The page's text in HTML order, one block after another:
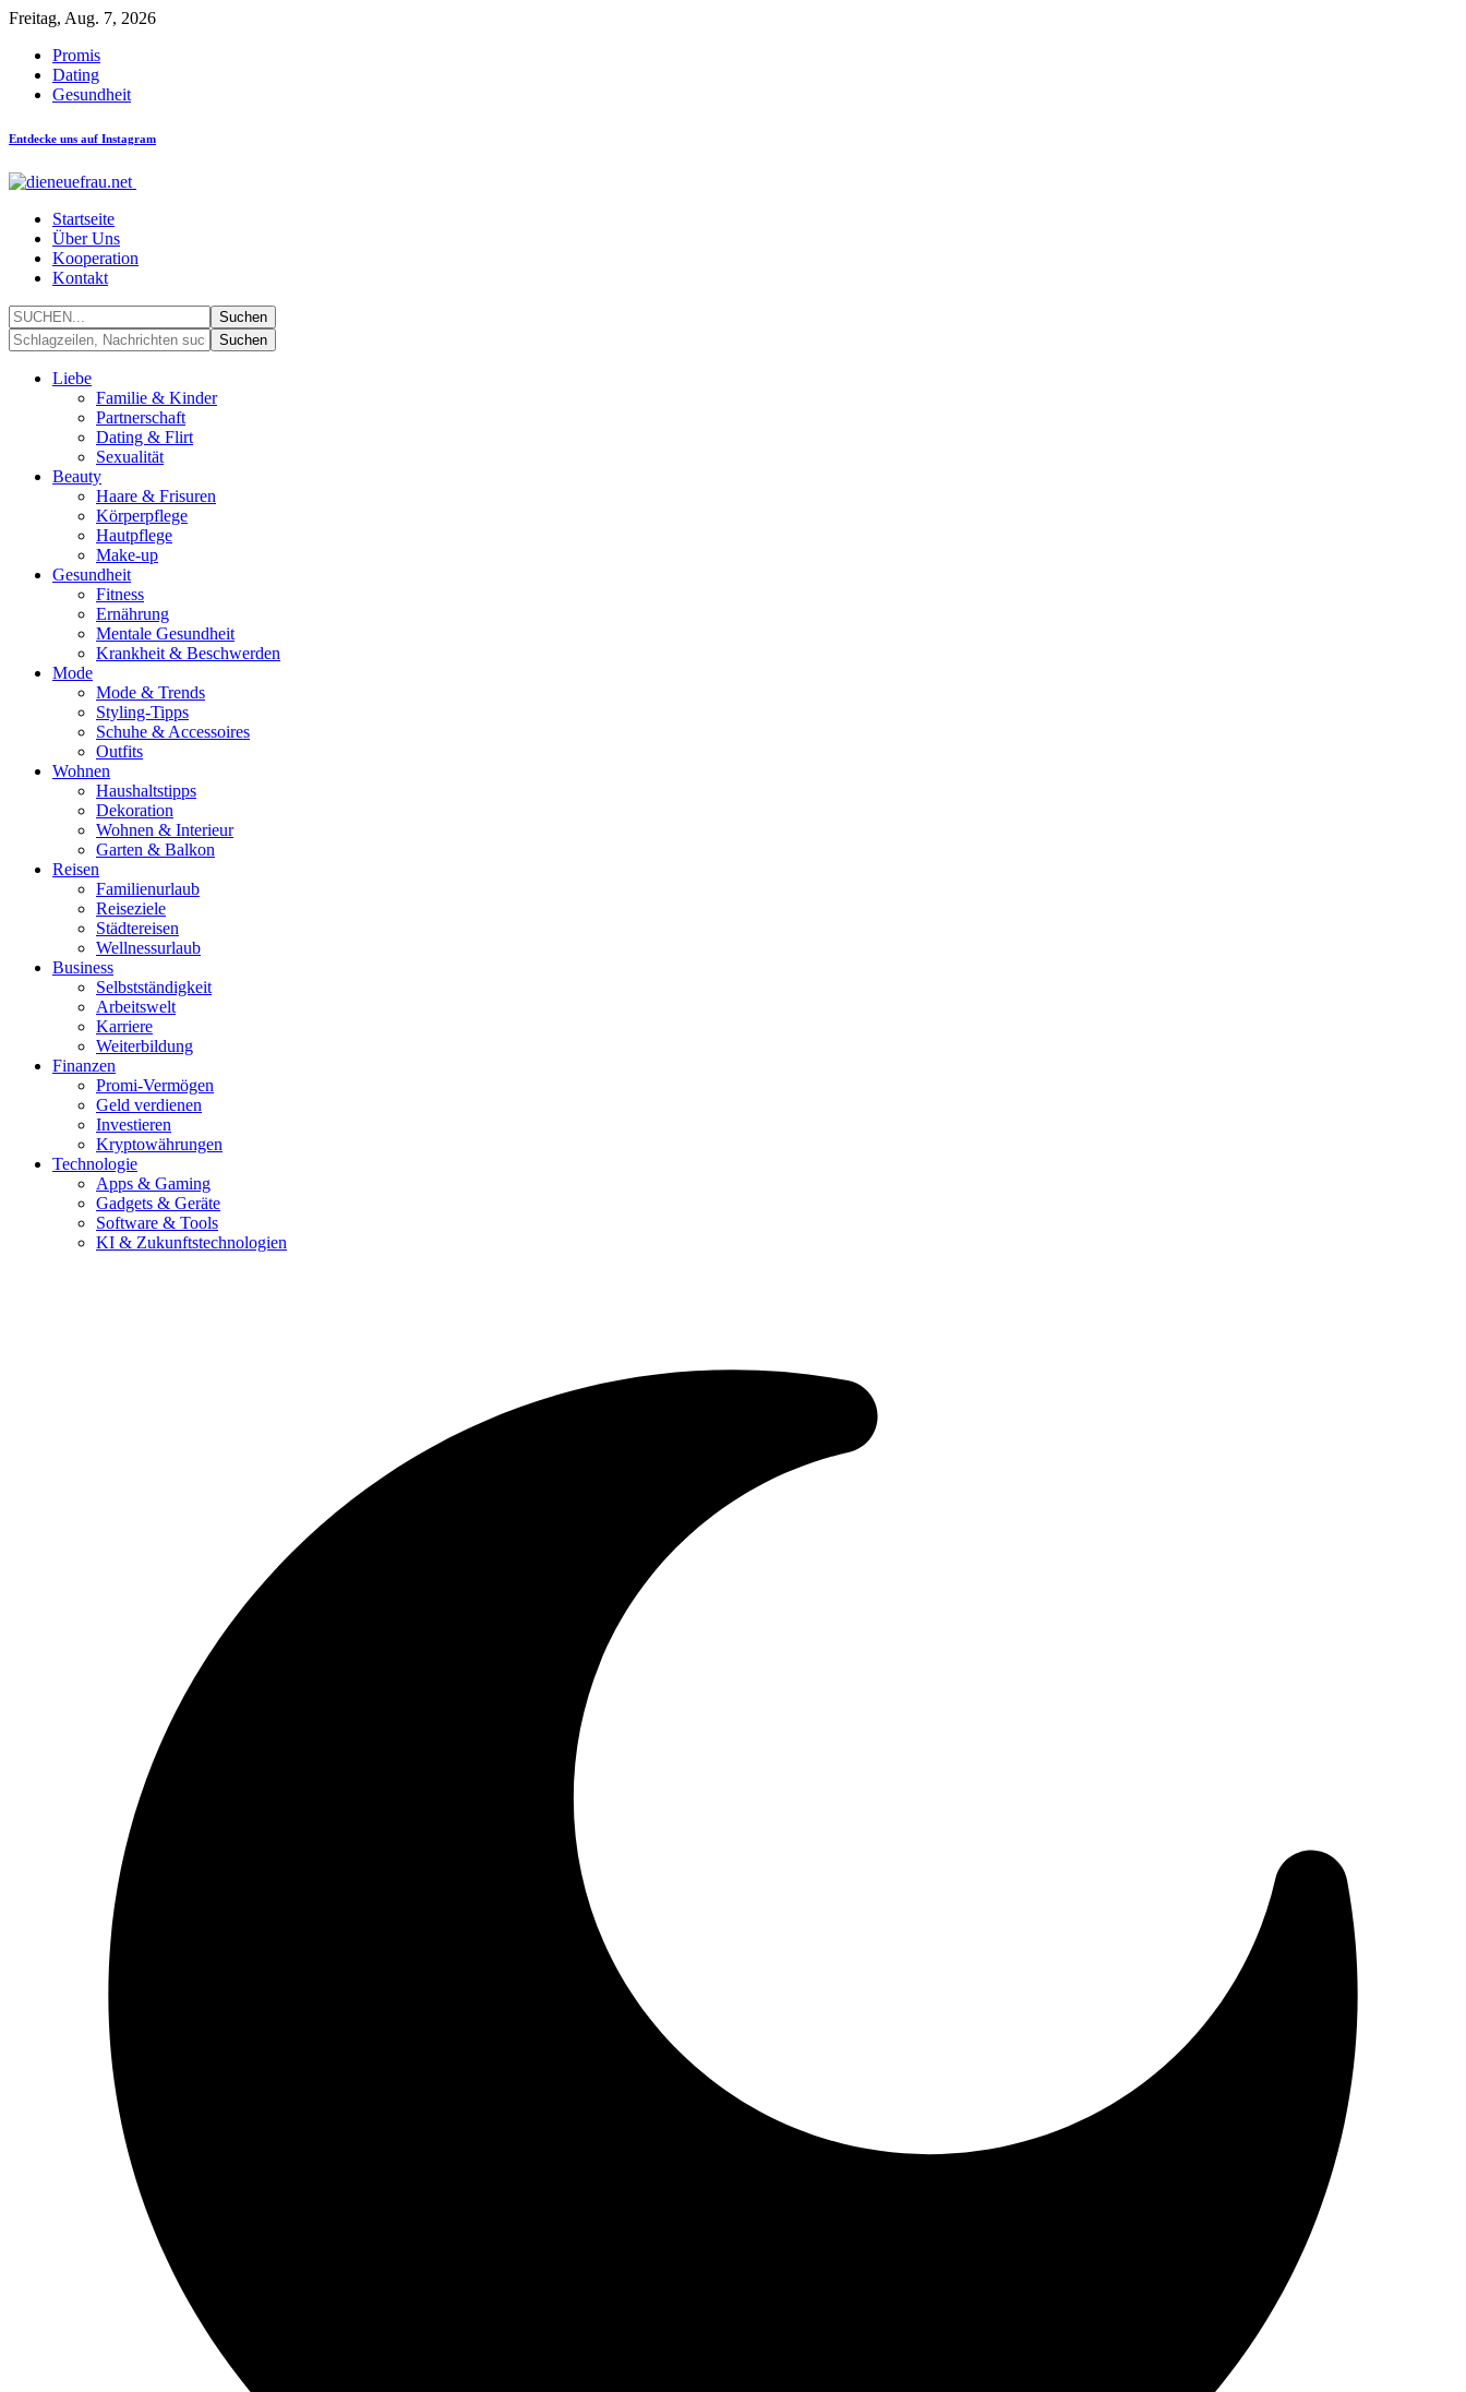
Freitag, Aug. 7, 2026
Promis
Dating
Gesundheit
Entdecke uns auf Instagram
Startseite
Über Uns
Kooperation
Kontakt
Liebe
Familie & Kinder
Partnerschaft
Dating & Flirt
Sexualität
Beauty
Haare & Frisuren
Körperpflege
Hautpflege
Make-up
Gesundheit
Fitness
Ernährung
Mentale Gesundheit
Krankheit & Beschwerden
Mode
Mode & Trends
Styling-Tipps
Schuhe & Accessoires
Outfits
Wohnen
Haushaltstipps
Dekoration
Wohnen & Interieur
Garten & Balkon
Reisen
Familienurlaub
Reiseziele
Städtereisen
Wellnessurlaub
Business
Selbstständigkeit
Arbeitswelt
Karriere
Weiterbildung
Finanzen
Promi-Vermögen
Geld verdienen
Investieren
Kryptowährungen
Technologie
Apps & Gaming
Gadgets & Geräte
Software & Tools
KI & Zukunftstechnologien